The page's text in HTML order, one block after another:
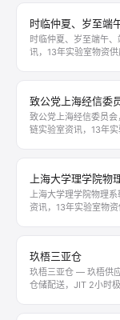
时临仲夏、岁至端
时临仲夏、岁至端午
讯，13年实验室物资
致公党上海经信委
致公党上海经信委员
链实验室资讯，13年
上海大学理学院物
上海大学理学院物理
资讯，13年实验室物
玖梧三亚仓
玖梧三亚仓 — 玖梧供
仓储配送，JIT 2小时极